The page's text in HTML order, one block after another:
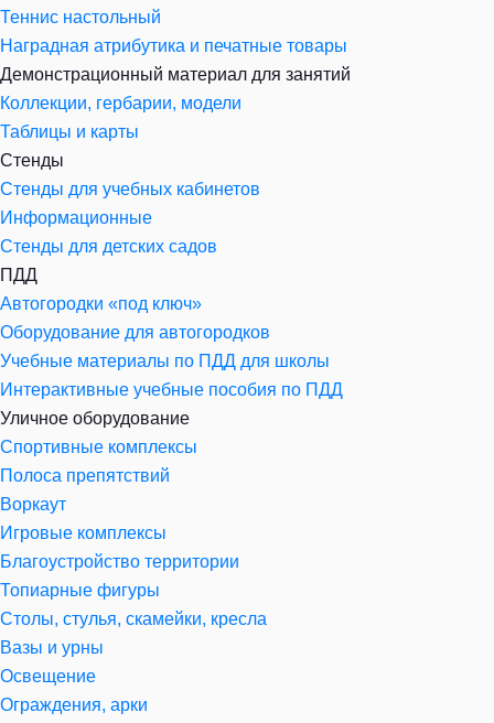
Теннис настольный
Наградная атрибутика и печатные товары
Демонстрационный материал для занятий
Коллекции, гербарии, модели
Таблицы и карты
Стенды
Стенды для учебных кабинетов
Информационные
Стенды для детских садов
ПДД
Автогородки «под ключ»
Оборудование для автогородков
Учебные материалы по ПДД для школы
Интерактивные учебные пособия по ПДД
Уличное оборудование
Спортивные комплексы
Полоса препятствий
Воркаут
Игровые комплексы
Благоустройство территории
Топиарные фигуры
Столы, стулья, скамейки, кресла
Вазы и урны
Освещение
Ограждения, арки